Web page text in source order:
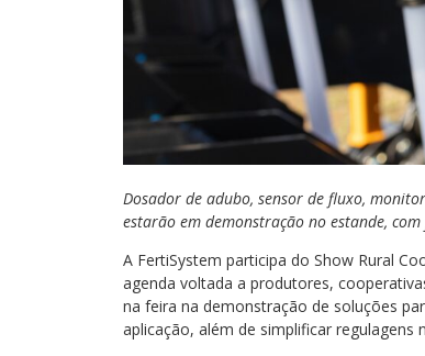
Dosador de adubo, sensor de fluxo,
estarão em demonstração no estande,
A FertiSystem participa do Show Rural
agenda voltada a produtores,
na feira na demonstração de soluções
aplicação, além de simplificar regulagens